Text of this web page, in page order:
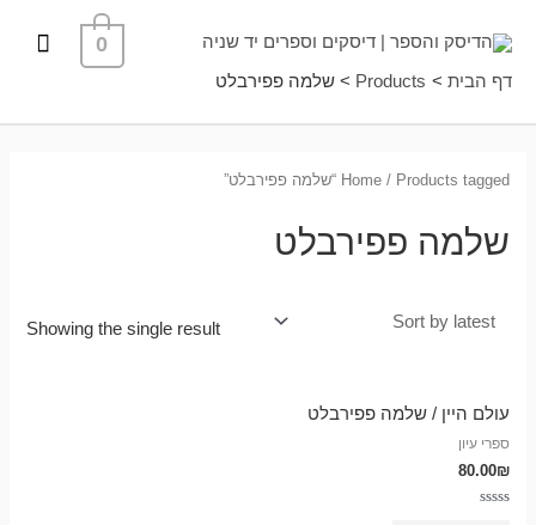
0
דף הבית Products שלמה פפירבלט
Home/ Products tagged “שלמה פפירבלט”
שלמה פפירבלט
Showing the single result
עולם היין / שלמה פפירבלט
ספרי עיון
80.00₪